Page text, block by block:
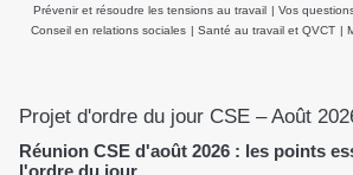
Prévenir et résoudre les tensions au travail | Vos
Conseil en relations sociales | Santé au travail et QVCT |
Projet d'ordre du jour CSE – Août
Réunion CSE d'août 2026 : les points
l'ordre du jour